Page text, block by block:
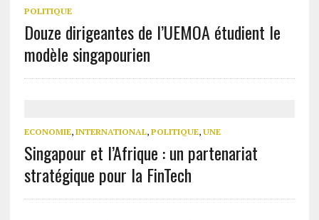
POLITIQUE
Douze dirigeantes de l’UEMOA étudient le
modèle singapourien
ECONOMIE, INTERNATIONAL, POLITIQUE, UNE
Singapour et l’Afrique : un partenariat
stratégique pour la FinTech